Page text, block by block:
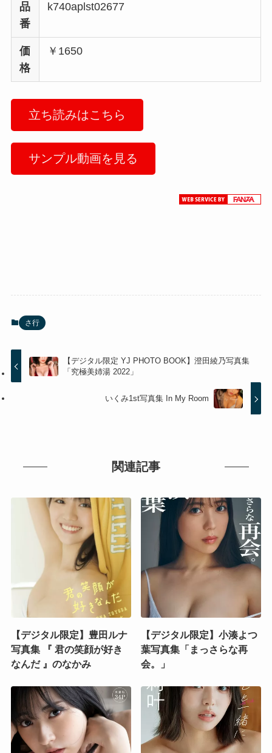
品
番
k740aplst02677
価
格
￥1650
立ち読みはこちら
サンプル動画を見る
さ行
【デジタル限定 YJ PHOTO BOOK】澄田綾乃写真集
「究極美姉湯 2022」
いくみ1st写真集 In My Room
関連記事
【デジタル限定】豊田ルナ
写真集 『 君の笑顔が好き
なんだ 』のなかみ
【デジタル限定】小湊よつ
葉写真集「まっさらな再
会。」